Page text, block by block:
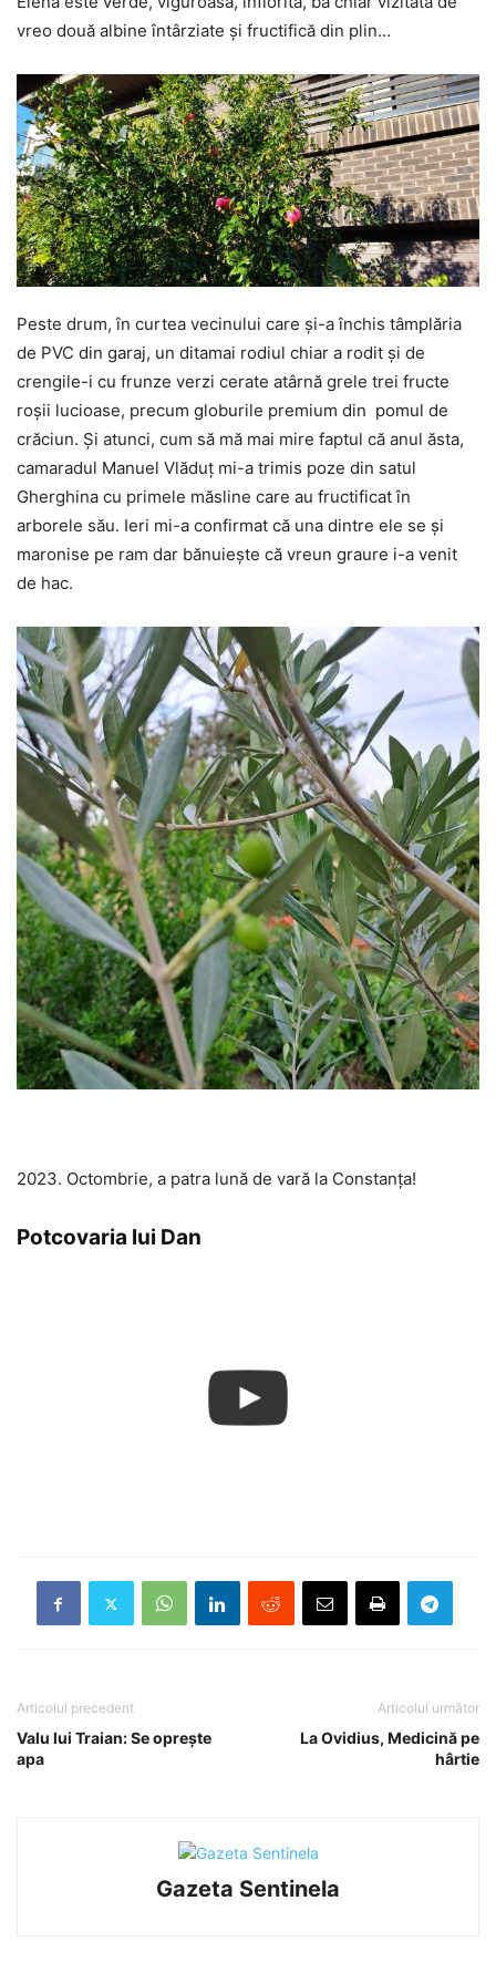
vreo două albine întârziate și fructifică din plin…
Peste drum, în curtea vecinului care și-a închis tâmplăria
de PVC din garaj, un ditamai rodiul chiar a rodit și de
crengile-i cu frunze verzi cerate atârnă grele trei fructe
roșii lucioase, precum globurile premium din pomul de
crăciun. Și atunci, cum să mă mai mire faptul că anul ăsta,
camaradul Manuel Vlăduț mi-a trimis poze din satul
Gherghina cu primele măsline care au fructificat în
arborele său. Ieri mi-a confirmat că una dintre ele se și
maronise pe ram dar bănuiește că vreun graure i-a venit
de hac.
2023. Octombrie, a patra lună de vară la Constanța!
Potcovaria lui Dan
Articolul precedent
Valu lui Traian: Se oprește
apa
Articolul următor
La Ovidius, Medicină pe
hârtie
Gazeta Sentinela